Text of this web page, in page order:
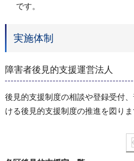
です。
実施体制
障害者後見的支援運営法人
後見的支援制度の相談や登録受付
ける後見的支援制度の推進を図りま